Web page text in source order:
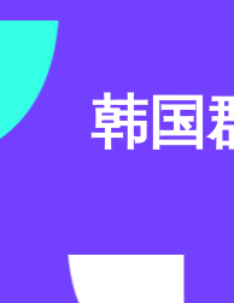
韩国